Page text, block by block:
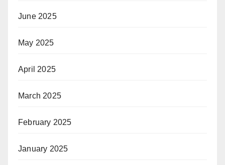
June 2025
May 2025
April 2025
March 2025
February 2025
January 2025